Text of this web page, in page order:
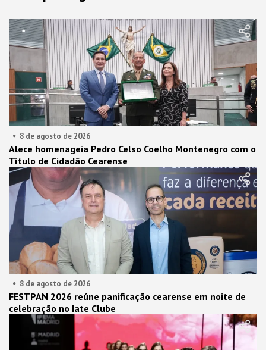
8 de agosto de 2026
Alece homenageia Pedro Celso Coelho Montenegro com o
Título de Cidadão Cearense
8 de agosto de 2026
FESTPAN 2026 reúne panificação cearense em noite de
celebração no Iate Clube